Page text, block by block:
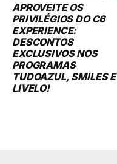
APROVEITE OS
PRIVILÉGIOS DO C6
EXPERIENCE:
DESCONTOS
EXCLUSIVOS NOS
PROGRAMAS
TUDOAZUL, SMILES E
LIVELO!